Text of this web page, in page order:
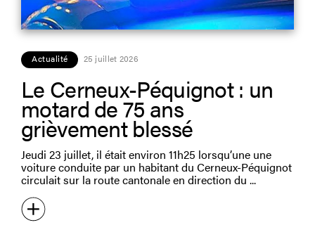
Actualité 25 juillet 2026
Le Cerneux-Péquignot : un
motard de 75 ans
grièvement blessé
Jeudi 23 juillet, il était environ 11h25 lorsqu’une une
voiture conduite par un habitant du Cerneux-Péquignot
circulait sur la route cantonale en direction du